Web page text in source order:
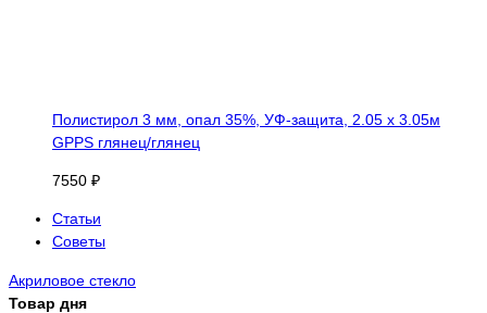
Полистирол 3 мм, опал 35%, УФ-защита, 2.05 х 3.05м
GPPS глянец/глянец
7550 ₽
Статьи
Советы
Акриловое стекло
Товар дня